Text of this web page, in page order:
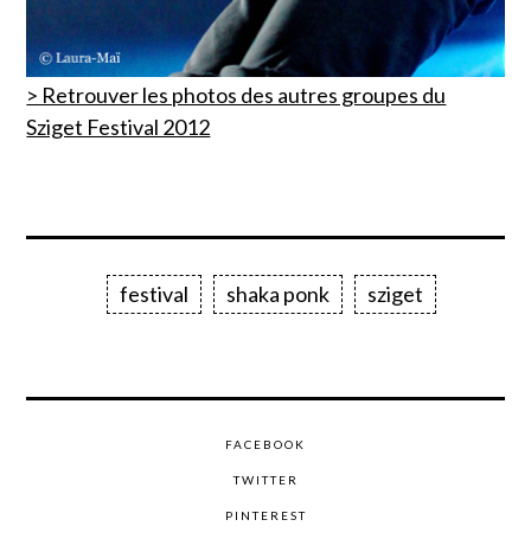
> Retrouver les photos des autres groupes du
Sziget Festival 2012
festival shaka ponk sziget
FACEBOOK
TWITTER
PINTEREST